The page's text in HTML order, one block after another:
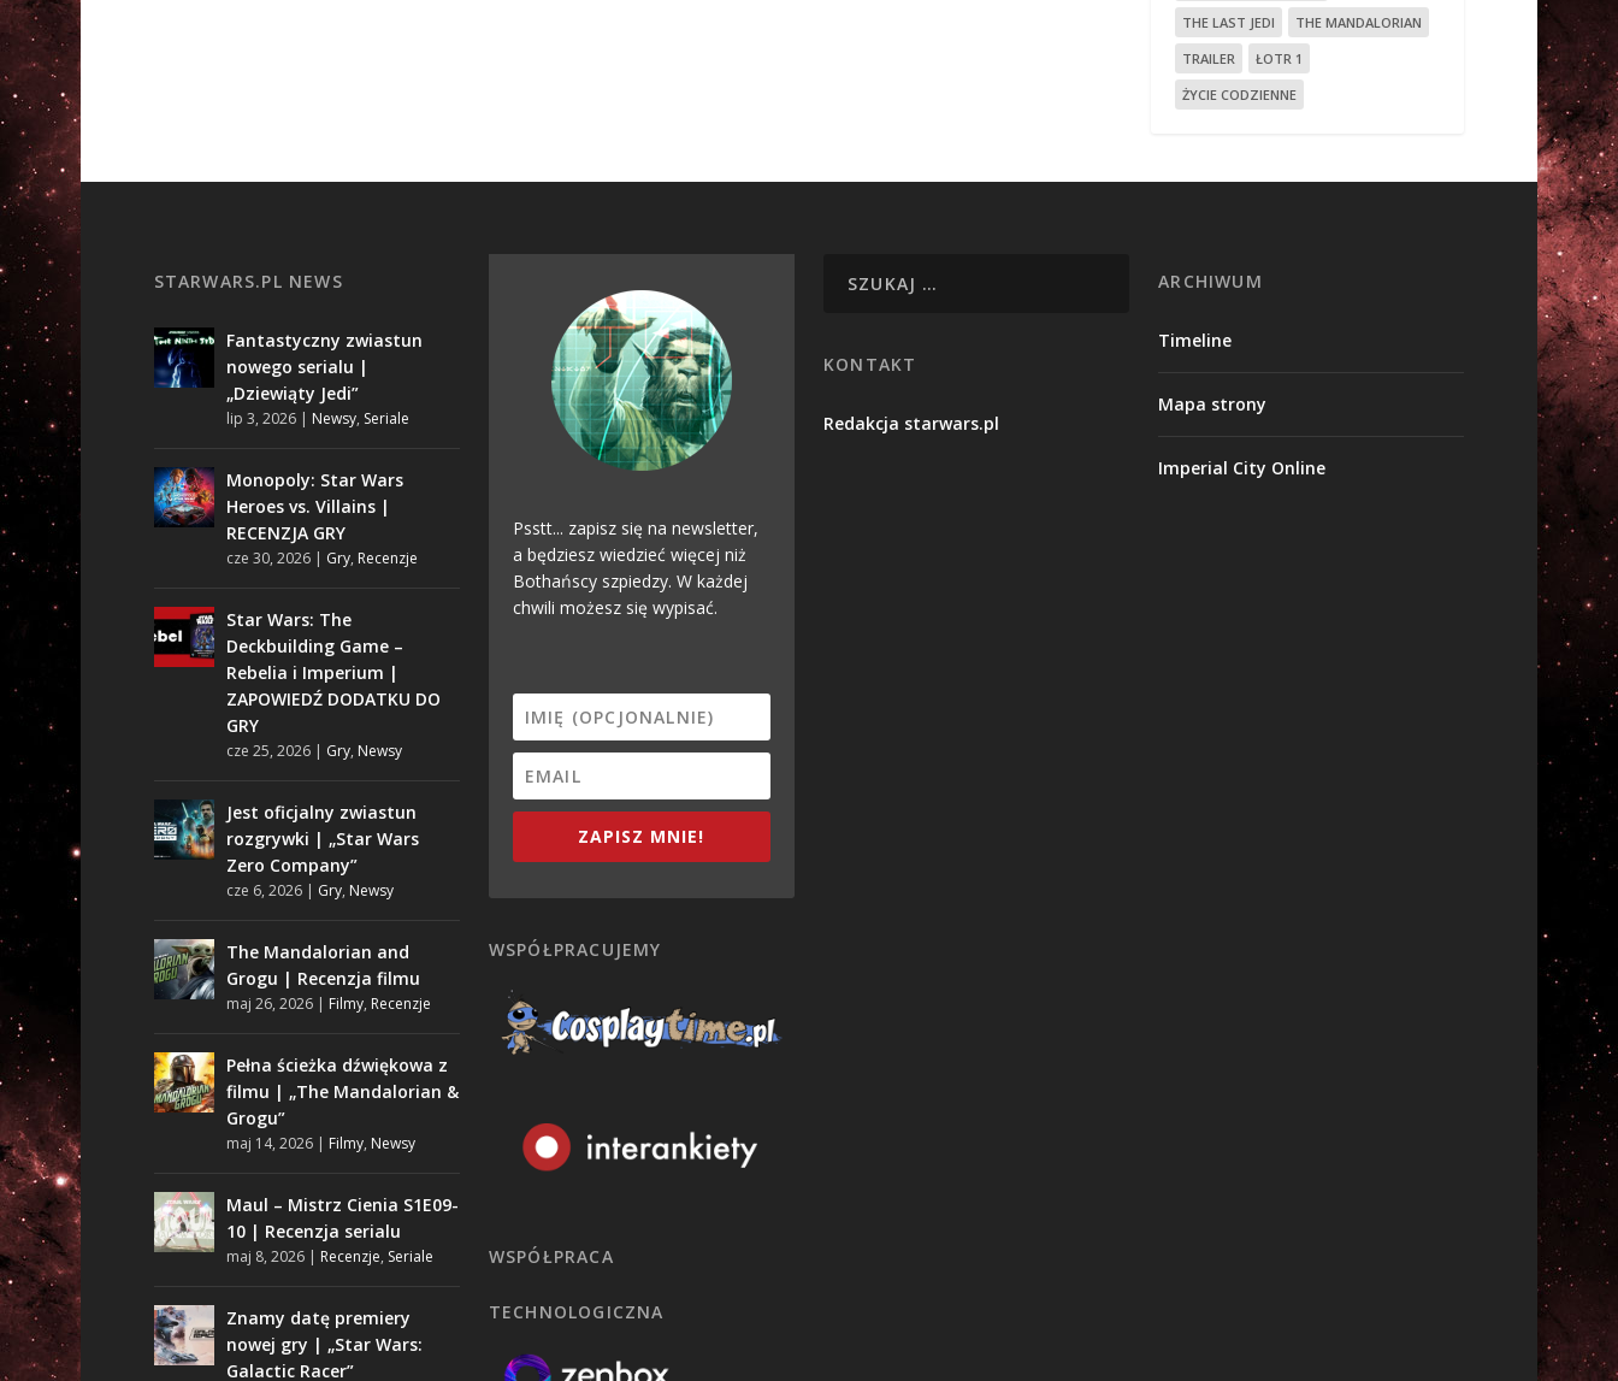
THE LAST JEDI
THE MANDALORIAN
TRAILER
ŁOTR 1
ŻYCIE CODZIENNE
STARWARS.PL NEWS
Fantastyczny zwiastun
nowego serialu |
„Dziewiąty Jedi”
lip 3, 2026| Newsy, Seriale
Monopoly: Star Wars
Heroes vs. Villains |
RECENZJA GRY
cze 30, 2026| Gry, Recenzje
Star Wars: The
Deckbuilding Game –
Rebelia i Imperium |
ZAPOWIEDŹ DODATKU DO
GRY
cze 25, 2026| Gry, Newsy
Jest oficjalny zwiastun
rozgrywki | „Star Wars
Zero Company”
cze 6, 2026| Gry, Newsy
The Mandalorian and
Grogu | Recenzja filmu
maj 26, 2026| Filmy, Recenzje
Pełna ścieżka dźwiękowa z
filmu | „The Mandalorian &
Grogu”
maj 14, 2026| Filmy, Newsy
Maul – Mistrz Cienia S1E09-
10 | Recenzja serialu
maj 8, 2026| Recenzje, Seriale
Znamy datę premiery
nowej gry | „Star Wars:
Galactic Racer”
Psstt... zapisz się na newsletter,
a będziesz wiedzieć więcej niż
Bothańscy szpiedzy. W każdej
chwili możesz się wypisać.
ZAPISZ MNIE!
WSPÓŁPRACUJEMY
WSPÓŁPRACA
TECHNOLOGICZNA
KONTAKT
Redakcja starwars.pl
ARCHIWUM
Timeline
Mapa strony
Imperial City Online